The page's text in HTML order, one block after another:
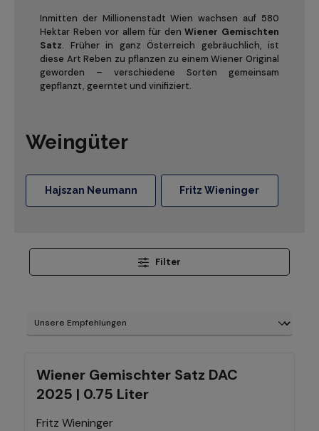
Inmitten der Millionenstadt Wien wachsen auf 580
Hektar Reben vor allem für denWiener Gemischten
Satz. Früher in ganz Österreich gebräuchlich, ist
diese Art Reben zu pflanzen zu einem Wiener Original
geworden – verschiedene Sorten gemeinsam
gepflanzt, geerntet und vinifiziert.
Weingüter
Hajszan Neumann Fritz Wieninger
Filter
Wiener Gemischter Satz DAC
2025 | 0.75 Liter
Fritz Wieninger